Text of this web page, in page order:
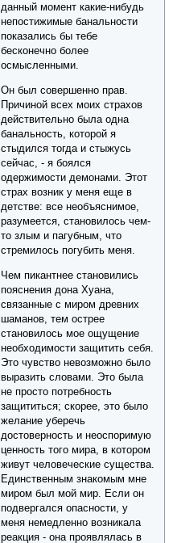
данный момент какие-нибудь
непостижимые банальности
показались бы тебе
бесконечно более
осмысленными.
Он был совершенно прав.
Причиной всех моих страхов
действительно была одна
банальность, которой я
стыдился тогда и стыжусь
сейчас, - я боялся
одержимости демонами. Этот
страх возник у меня еще в
детстве: все необъяснимое,
разумеется, становилось чем-
то злым и пагубным, что
стремилось погубить меня.
Чем пикантнее становились
пояснения дона Хуана,
связанные с миром древних
шаманов, тем острее
становилось мое ощущение
необходимости защитить себя.
Это чувство невозможно было
выразить словами. Это была
не просто потребность
защититься; скорее, это было
желание уберечь
достоверность и неоспоримую
ценность того мира, в котором
живут человеческие существа.
Единственным знакомым мне
миром был мой мир. Если он
подвергался опасности, у
меня немедленно возникала
реакция - она проявлялась в